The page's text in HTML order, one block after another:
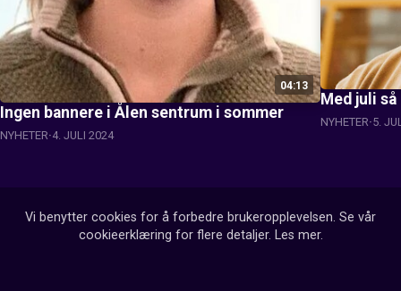
04:13
Ingen bannere i Ålen sentrum i sommer
NYHETER 4. JULI 2024
Med juli
NYHETER 5.
Vi benytter cookies for å forbedre brukeropplevelsen. Se vår
cookieerklæring for flere detaljer. Les mer.